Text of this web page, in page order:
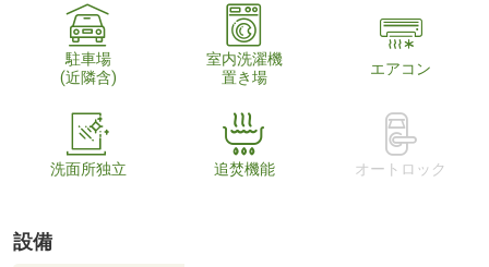
駐車場
(近隣含)
室内洗濯機
置き場
エアコン
洗面所独立 追焚機能 オートロック
設備